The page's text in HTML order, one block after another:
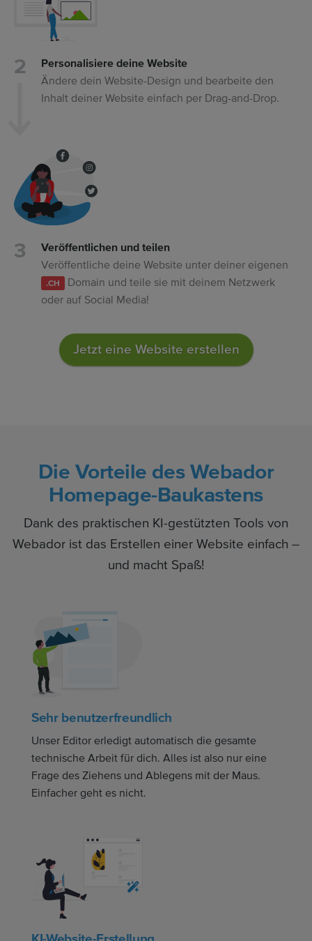
Personalisiere deine Website
Ändere dein Website-Design und bearbeite den
Inhalt deiner Website einfach per Drag-and-Drop.
Veröffentlichen und teilen
Veröffentliche deine Website unter deiner eigenen
.CH
Domain und teile sie mit deinem Netzwerk
oder auf Social Media!
Jetzt eine Website erstellen
Die Vorteile des Webador
Homepage-Baukastens
Dank des praktischen KI-gestützten Tools von
Webador ist das Erstellen einer Website einfach –
und macht Spaß!
Sehr benutzerfreundlich
Unser Editor erledigt automatisch die gesamte
technische Arbeit für dich. Alles ist also nur eine
Frage des Ziehens und Ablegens mit der Maus.
Einfacher geht es nicht.